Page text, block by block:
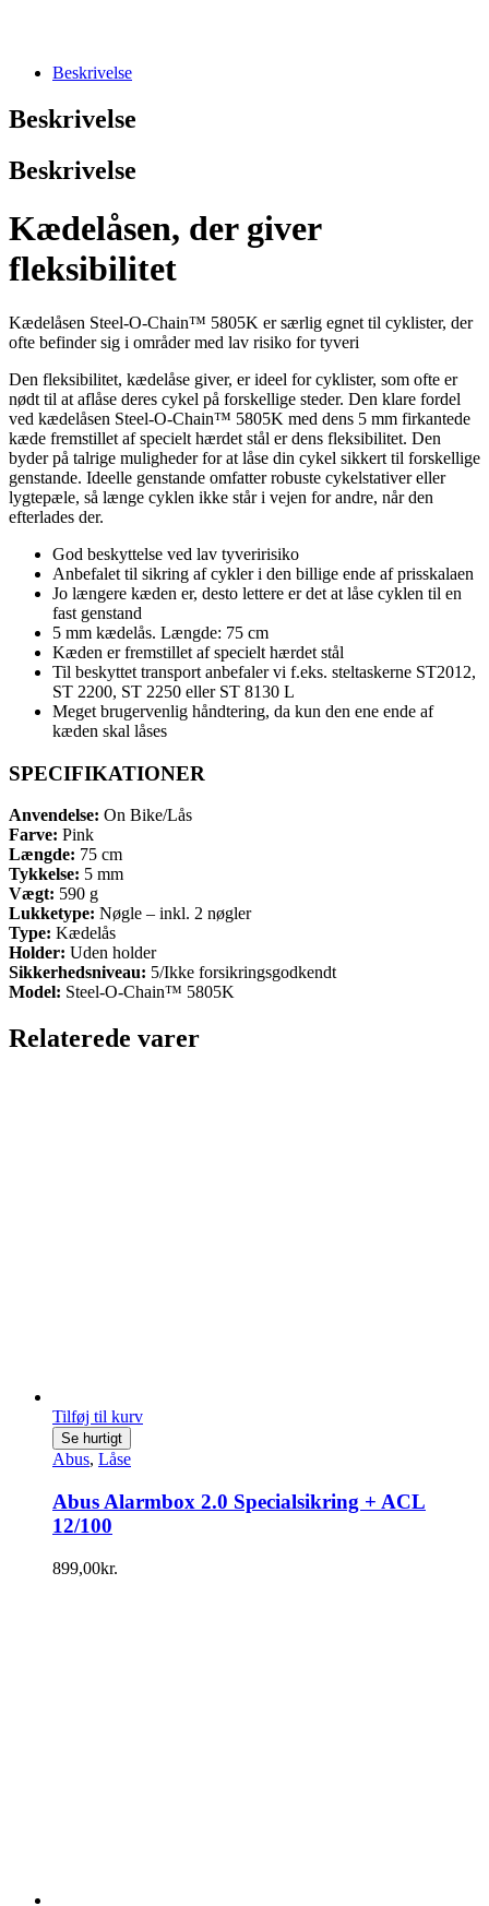
Beskrivelse
Beskrivelse
Beskrivelse
Kædelåsen, der giver
fleksibilitet
Kædelåsen Steel-O-Chain™ 5805K er særlig egnet til cyklister, der
ofte befinder sig i områder med lav risiko for tyveri
Den fleksibilitet, kædelåse giver, er ideel for cyklister, som ofte er
nødt til at aflåse deres cykel på forskellige steder. Den klare fordel
ved kædelåsen Steel-O-Chain™ 5805K med dens 5 mm firkantede
kæde fremstillet af specielt hærdet stål er dens fleksibilitet. Den
byder på talrige muligheder for at låse din cykel sikkert til forskellige
genstande. Ideelle genstande omfatter robuste cykelstativer eller
lygtepæle, så længe cyklen ikke står i vejen for andre, når den
efterlades der.
God beskyttelse ved lav tyveririsiko
Anbefalet til sikring af cykler i den billige ende af prisskalaen
Jo længere kæden er, desto lettere er det at låse cyklen til en
fast genstand
5 mm kædelås. Længde: 75 cm
Kæden er fremstillet af specielt hærdet stål
Til beskyttet transport anbefaler vi f.eks. steltaskerne ST2012,
ST 2200, ST 2250 eller ST 8130 L
Meget brugervenlig håndtering, da kun den ene ende af
kæden skal låses
SPECIFIKATIONER
Anvendelse: On Bike/Lås
Farve: Pink
Længde: 75 cm
Tykkelse: 5 mm
Vægt: 590 g
Lukketype: Nøgle – inkl. 2 nøgler
Type: Kædelås
Holder: Uden holder
Sikkerhedsniveau: 5/Ikke forsikringsgodkendt
Model: Steel-O-Chain™ 5805K
Relaterede varer
Tilføj til kurv
Se hurtigt
Abus, Låse
Abus Alarmbox 2.0 Specialsikring + ACL
12/100
899,00kr.